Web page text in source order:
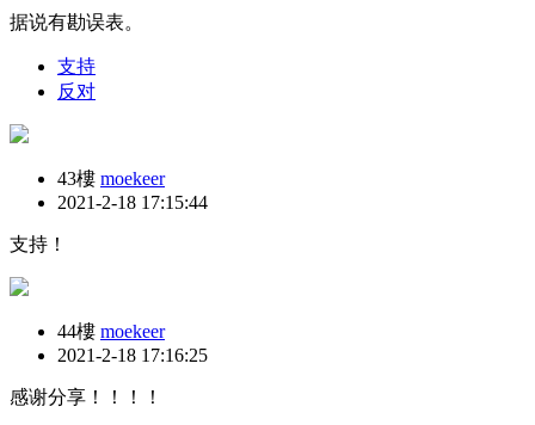
据说有勘误表。
支持
反对
43樓 moekeer
2021-2-18 17:15:44
支持！
44樓 moekeer
2021-2-18 17:16:25
感谢分享！！！！